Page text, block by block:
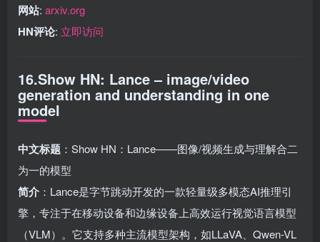
网站: arxiv.org
HN评论: 立即访问
16.Show HN: Lance – image/video
generation and understanding in one
model
中文标题 ：Show HN：Lance——图像/视频生成与理解合二
为一的模型
简介 ：Lance是字节跳动开发的一款轻量级多模态AI推理引
擎，专注于在移动设备和边缘设备上高效运行视觉语言模型
（VLM）。它支持多种主流模型架构，如LLaVA、Qwen-VL